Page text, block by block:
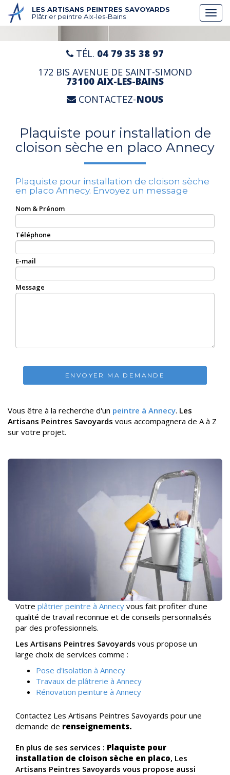
Aller
au
contenu
LES ARTISANS PEINTRES SAVOYARDS
Plâtrier peintre Aix-les-Bains
TÉL. 04 79 35 38 97
172 BIS AVENUE DE SAINT-SIMOND
73100 AIX-LES-BAINS
CONTACTEZ-NOUS
Plaquiste pour installation de
cloison sèche en placo Annecy
Plaquiste pour installation de cloison sèche
en placo Annecy. Envoyez un message
Nom & Prénom
Téléphone
E-mail
Message
ENVOYER MA DEMANDE
Vous être à la recherche d'un peintre à Annecy. Les
Artisans Peintres Savoyards vous accompagnera de A à Z
sur votre projet.
Votre plâtrier peintre à Annecy vous fait profiter d'une
qualité de travail reconnue et de conseils personnalisés
par des professionnels.
Les Artisans Peintres Savoyards vous propose un
large choix de services comme :
Pose d'isolation à Annecy
Travaux de plâtrerie à Annecy
Rénovation peinture à Annecy
Contactez Les Artisans Peintres Savoyards pour une
demande de renseignements.
En plus de ses services : Plaquiste pour
installation de cloison sèche en placo, Les
Artisans Peintres Savoyards vous propose aussi